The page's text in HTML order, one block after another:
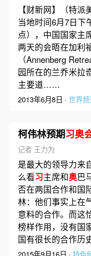
【财新网】（特派
当地时间6月7日下
点），中国国家主
两天的会晤在加利
（Annenberg
园所在的兰乔米拉
主要道……
2013年6月8日 · 世界
柯伟林预期习奥
记者 王力为
是最大的领导力来
么看习主席和奥巴
否在两国合作和国
林：他们事实上在
意料的合作。而这
榜样作用，没有国
国有很长的合作
2015年9月16日 · 特色